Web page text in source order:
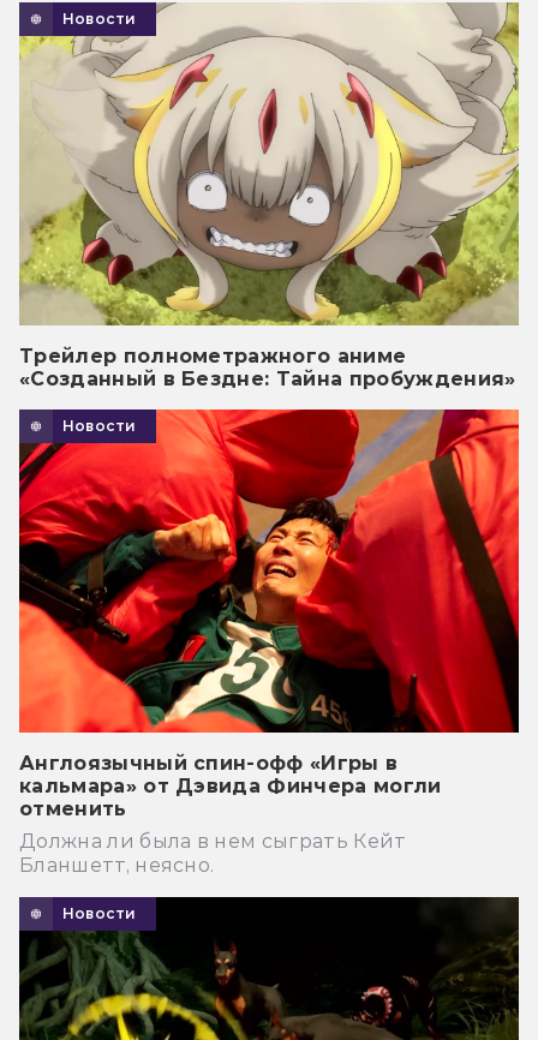
Новости
Трейлер полнометражного аниме
«Созданный в Бездне: Тайна пробуждения»
Новости
Англоязычный спин-офф «Игры в
кальмара» от Дэвида Финчера могли
отменить
Должна ли была в нем сыграть Кейт
Бланшетт, неясно.
Новости